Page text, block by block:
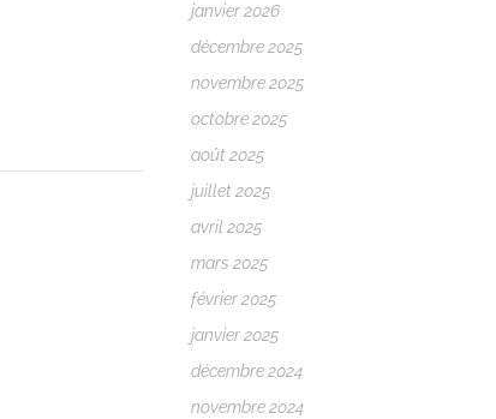
janvier 2026
décembre 2025
novembre 2025
octobre 2025
août 2025
juillet 2025
avril 2025
mars 2025
février 2025
janvier 2025
décembre 2024
novembre 2024